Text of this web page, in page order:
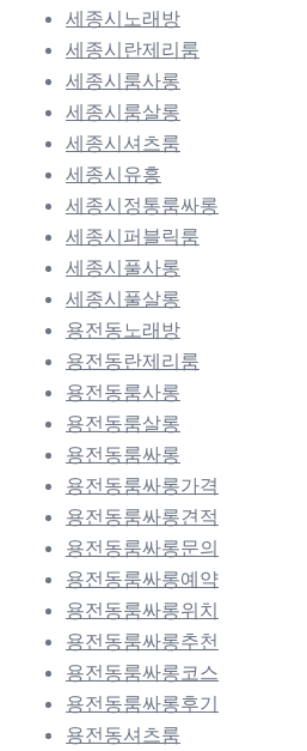
세종시노래방
세종시란제리룸
세종시룸사롱
세종시룸살롱
세종시셔츠룸
세종시유흥
세종시정통룸싸롱
세종시퍼블릭룸
세종시풀사롱
세종시풀살롱
용전동노래방
용전동란제리룸
용전동룸사롱
용전동룸살롱
용전동룸싸롱
용전동룸싸롱가격
용전동룸싸롱견적
용전동룸싸롱문의
용전동룸싸롱예약
용전동룸싸롱위치
용전동룸싸롱추천
용전동룸싸롱코스
용전동룸싸롱후기
용전동셔츠룸